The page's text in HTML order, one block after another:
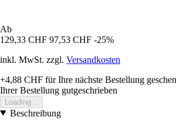
Ab
129,33 CHF 97,53 CHF -25%
inkl. MwSt. zzgl. Versandkosten
+4,88 CHF für Ihre nächste Bestellung
Ihrer Bestellung gutgeschrieben
Loading...
Beschreibung